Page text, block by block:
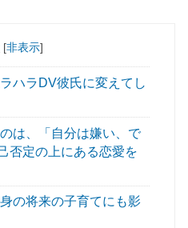
[非表示]
ハラDV彼氏に変えてし
は、「自分は嫌い、で
否定の上にある恋愛を
の将来の子育てにも影